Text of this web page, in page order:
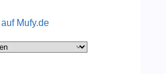
Mufy.de